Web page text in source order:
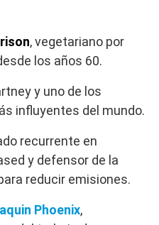
, vegetariano por
los años 60.
y uno de los
influyentes del mundo.
recurrente en
y defensor de la
reducir emisiones.
Phoenix,